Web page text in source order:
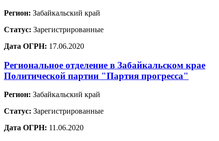
Регион: Забайкальский край
Статус: Зарегистрированные
Дата ОГРН: 17.06.2020
Региональное отделение в Забайкальском крае
Политической партии "Партия прогресса"
Регион: Забайкальский край
Статус: Зарегистрированные
Дата ОГРН: 11.06.2020